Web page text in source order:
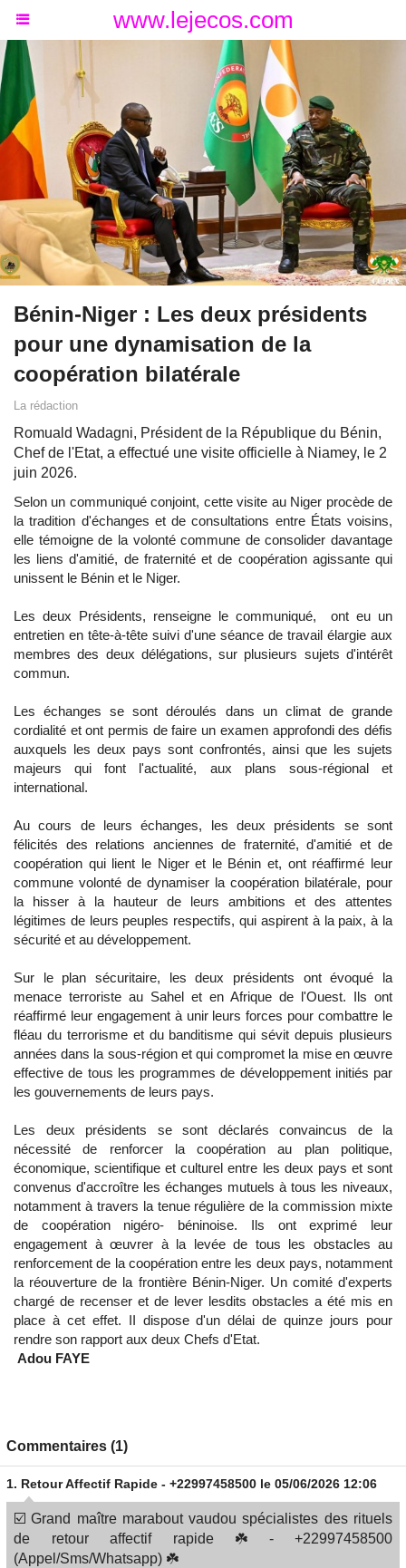
www.lejecos.com
Bénin-Niger : Les deux présidents
pour une dynamisation de la
coopération bilatérale
La rédaction
Romuald Wadagni, Président de la République du Bénin,
Chef de l'Etat, a effectué une visite officielle à Niamey, le 2
juin 2026.
Selon un communiqué conjoint, cette visite au Niger procède de
la tradition d'échanges et de consultations entre États voisins,
elle témoigne de la volonté commune de consolider davantage
les liens d'amitié, de fraternité et de coopération agissante qui
unissent le Bénin et le Niger.
Les deux Présidents, renseigne le communiqué, ont eu un
entretien en tête-à-tête suivi d'une séance de travail élargie aux
membres des deux délégations, sur plusieurs sujets d'intérêt
commun.
Les échanges se sont déroulés dans un climat de grande
cordialité et ont permis de faire un examen approfondi des défis
auxquels les deux pays sont confrontés, ainsi que les sujets
majeurs qui font l'actualité, aux plans sous-régional et
international.
Au cours de leurs échanges, les deux présidents se sont
félicités des relations anciennes de fraternité, d'amitié et de
coopération qui lient le Niger et le Bénin et, ont réaffirmé leur
commune volonté de dynamiser la coopération bilatérale, pour
la hisser à la hauteur de leurs ambitions et des attentes
légitimes de leurs peuples respectifs, qui aspirent à la paix, à la
sécurité et au développement.
Sur le plan sécuritaire, les deux présidents ont évoqué la
menace terroriste au Sahel et en Afrique de l'Ouest. Ils ont
réaffirmé leur engagement à unir leurs forces pour combattre le
fléau du terrorisme et du banditisme qui sévit depuis plusieurs
années dans la sous-région et qui compromet la mise en œuvre
effective de tous les programmes de développement initiés par
les gouvernements de leurs pays.
Les deux présidents se sont déclarés convaincus de la
nécessité de renforcer la coopération au plan politique,
économique, scientifique et culturel entre les deux pays et sont
convenus d'accroître les échanges mutuels à tous les niveaux,
notamment à travers la tenue régulière de la commission mixte
de coopération nigéro- béninoise. Ils ont exprimé leur
engagement à œuvrer à la levée de tous les obstacles au
renforcement de la coopération entre les deux pays, notamment
la réouverture de la frontière Bénin-Niger. Un comité d'experts
chargé de recenser et de lever lesdits obstacles a été mis en
place à cet effet. II dispose d'un délai de quinze jours pour
rendre son rapport aux deux Chefs d'Etat.
Adou FAYE
Commentaires (1)
1. Retour Affectif Rapide - +22997458500 le 05/06/2026 12:06
☑️ Grand maître marabout vaudou spécialistes des rituels
de retour affectif rapide ☘️ - +22997458500
(Appel/Sms/Whatsapp) ☘️